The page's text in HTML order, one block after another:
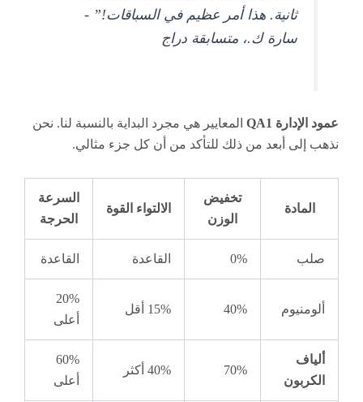
ثانية. هذا أمر عظيم في السباقات!” -
سارة ك.، متسابقة دراج
عمود الإدارة QA1
المعايير هي مجرد البداية بالنسبة لنا. نحن
نذهب إلى أبعد من ذلك للتأكد من أن كل جزء مثالي.
المادة
تخفيض
الوزن
الالتواء القوة
السرعة
الحرجة
صلب 0% القاعدة القاعدة
ألومنيوم 40% 15% أقل
20%
أعلى
ألياف
الكربون
70% 40% أكثر
60%
أعلى